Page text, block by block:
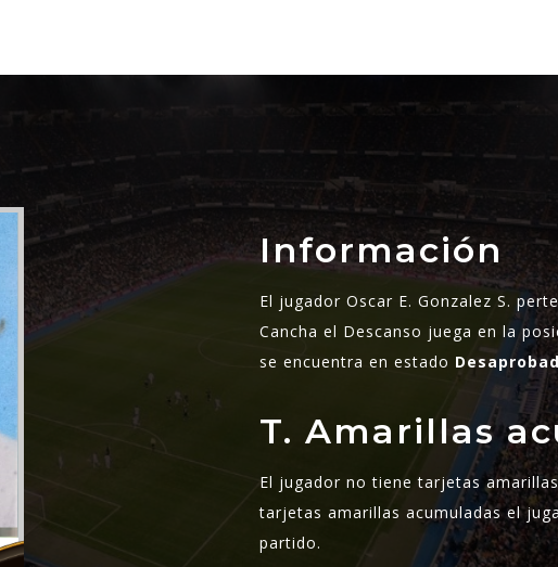
Información
El jugador Oscar E. Gonzalez S.
Cancha el Descanso juega en la
se encuentra en estado
T. Amarillas
El jugador no tiene tarjetas
tarjetas amarillas acumuladas el
partido.